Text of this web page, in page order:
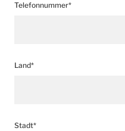
Telefonnummer*
Land*
Stadt*